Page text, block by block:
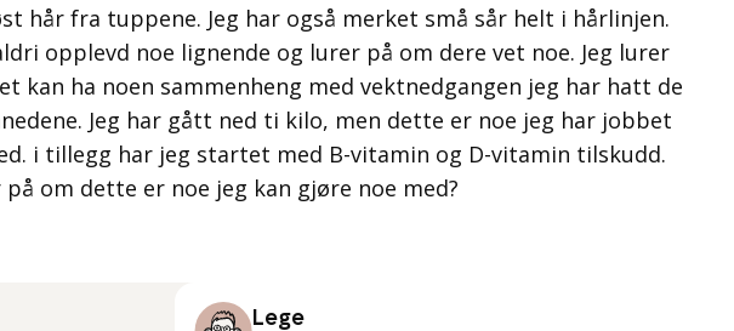
hår fra tuppene. Jeg har også merket små sår helt i hårlinjen.
opplevd noe lignende og lurer på om dere vet noe. Jeg lurer
kan ha noen sammenheng med vektnedgangen jeg har hatt de
Jeg har gått ned ti kilo, men dette er noe jeg har jobbet
i tillegg har jeg startet med B-vitamin og D-vitamin tilskudd.
om dette er noe jeg kan gjøre noe med?
Lege